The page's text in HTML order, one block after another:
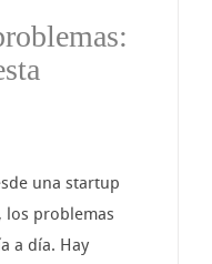
una startup
los problemas
a día. Hay